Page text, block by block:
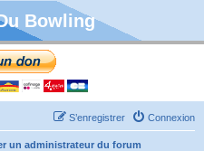
Bowling
Connexion
S’enregistrer
un administrateur du forum